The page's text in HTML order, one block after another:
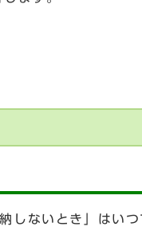
ないとき」はい